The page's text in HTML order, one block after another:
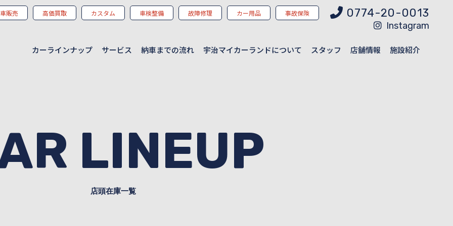
販売 高価買取 カスタム 車検整備 故障修理 カー用品 事故保険 0774-20-0013
Instagram
カーラインナップ サービス 納車までの流れ 宇治マイカーランドについて スタッフ 店舗情報 施設紹介
LINEUP
店頭在庫一覧